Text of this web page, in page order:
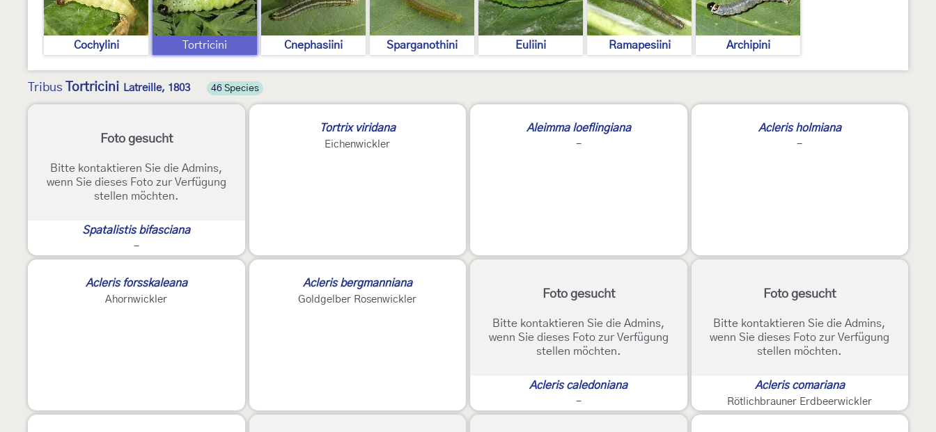
Cochylini Tortricini Cnephasiini Sparganothini Euliini Ramapesiini Archipini
Tribus Tortricini Latreille, 1803 46 Species
Foto gesucht
Bitte kontaktieren Sie die Admins,
wenn Sie dieses Foto zur Verfügung
stellen möchten.
Spatalistis bifasciana
-
Tortrix viridana
Eichenwickler
Aleimma loeflingiana
-
Acleris holmiana
-
Acleris forsskaleana
Ahornwickler
Acleris bergmanniana
Goldgelber Rosenwickler Foto gesucht
Bitte kontaktieren Sie die Admins,
wenn Sie dieses Foto zur Verfügung
stellen möchten.
Acleris caledoniana
-
Foto gesucht
Bitte kontaktieren Sie die Admins,
wenn Sie dieses Foto zur Verfügung
stellen möchten.
Acleris comariana
Rötlichbrauner Erdbeerwickler